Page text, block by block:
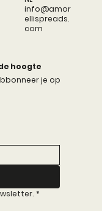
info@amor
ellispreads.
com
hoogte
je op
*